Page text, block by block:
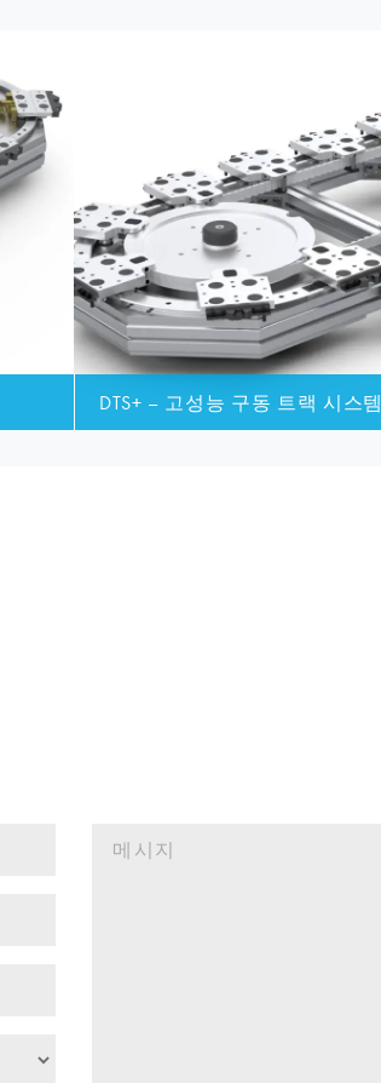
DTS+ – 고성능 구동 트랙 시스템